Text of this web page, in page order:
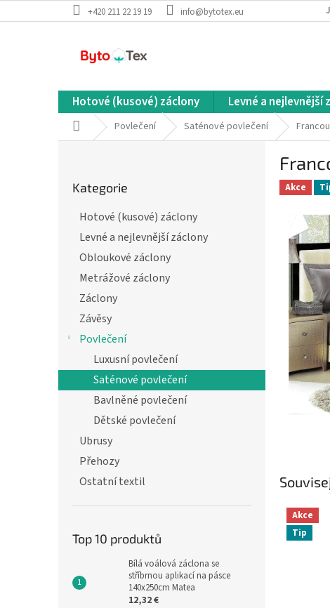
na
+420 211 22 19 19 info@bytotex.eu
Hotové (kusové) záclony Levné a nejlevnější
Domů Povlečení Saténové povlečení
kategorie
Kategorie
Hotové (kusové) záclony
Levné a nejlevnější záclony
Obloukové záclony
Metrážové záclony
Záclony
Závěsy
Povlečení
Luxusní povlečení
Saténové povlečení
Bavlněné povlečení
Dětské povlečení
Ubrusy
Přehozy
Ostatní textil
Top 10 produktů
Bílá voálová záclona se
stříbrnou aplikací na pásce
140x250cm Matea
12,32 €
Akce
Akce
Tip